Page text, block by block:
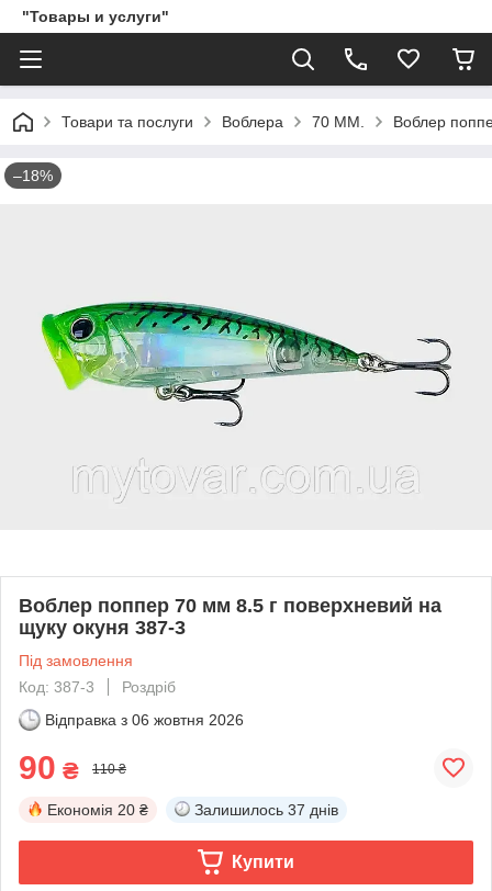
"Товары и услуги"
Товари та послуги Воблера 70 ММ. Воблер
–18%
Воблер поппер 70 мм 8.5 г поверхневий на
щуку окуня 387-3
Під замовлення
Код: 387-3
Роздріб
Відправка з 06 жовтня 2026
90 ₴ 110 ₴
Економія 20 ₴ Залишилось 37 днів
Купити